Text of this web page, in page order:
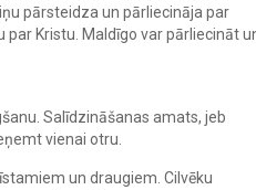
pārsteidza un pārliecināja par
par Kristu. Maldīgo var pārliecināt
Salīdzināšanas amats, jeb
vienai otru.
un draugiem. Cilvēku